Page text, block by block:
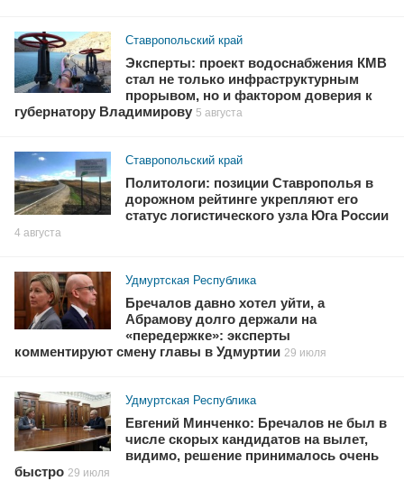
Ставропольский край
Эксперты: проект водоснабжения КМВ
стал не только инфраструктурным
прорывом, но и фактором доверия к
губернатору Владимирову 5 августа
Ставропольский край
Политологи: позиции Ставрополья в
дорожном рейтинге укрепляют его
статус логистического узла Юга России
4 августа
Удмуртская Республика
Бречалов давно хотел уйти, а
Абрамову долго держали на
«передержке»: эксперты
комментируют смену главы в Удмуртии 29 июля
Удмуртская Республика
Евгений Минченко: Бречалов не был в
числе скорых кандидатов на вылет,
видимо, решение принималось очень
быстро 29 июля